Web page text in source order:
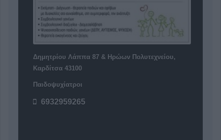
Δημητρίου Λάππα 87 & Ηρώων Πολυτεχνείου,
Καρδίτσα 43100
Παιδοψυχίατροι
6932959265